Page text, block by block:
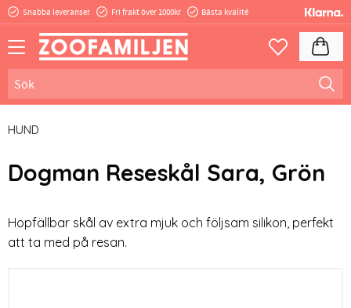
Snabba leveranser Fri frakt över 1000kr Bästa kvalité
Favoriter
HUND
Dogman Reseskål Sara, Grön
​Hopfällbar skål av extra mjuk och följsam silikon, perfekt
att ta med på resan.